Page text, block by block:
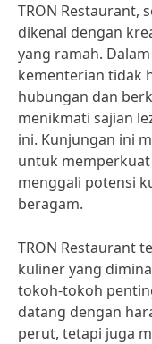
TRON Restaurant,
dikenal dengan
yang ramah.
kementerian tidak
hubungan dan
menikmati sajian
ini. Kunjungan ini
untuk
menggali potensi
beragam.
TRON Restaurant
kuliner yang
tokoh-tokoh
datang dengan
perut, tetapi juga